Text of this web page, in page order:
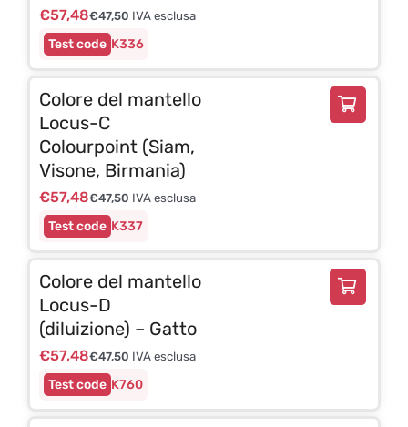
K336
€57,48€47,50 IVA esclusa
K337
Colore del mantello
Locus-C
Colourpoint (Siam,
Visone, Birmania)
€57,48€47,50 IVA esclusa
K760
Colore del mantello
Locus-D
(diluizione) – Gatto
€57,48€47,50 IVA esclusa